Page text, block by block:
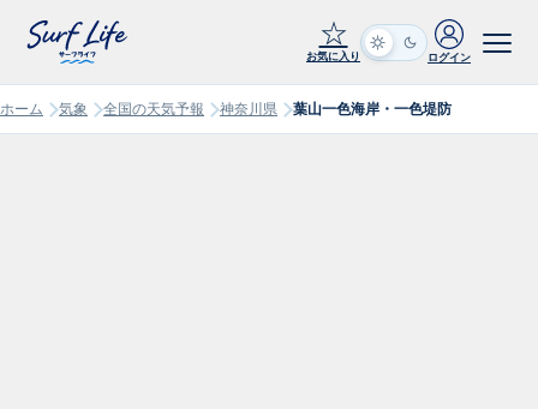
☆
お気に入り ログイン
ホーム 気象 全国の天気予報 神奈川県 葉山一色海岸・一色堤防